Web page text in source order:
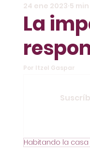
La
24 ene 2023 5
Por Itzel Gaspar
Habitando la casa